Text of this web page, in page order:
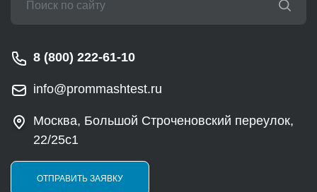
8 (800) 222-61-10
info@prommashtest.ru
Москва, Большой Строченовский переулок,
22/25с1
ОТПРАВИТЬ ЗАЯВКУ